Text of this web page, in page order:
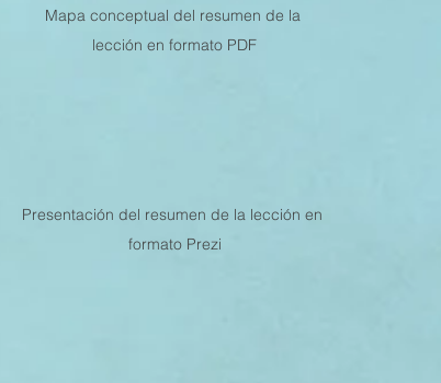
2022 IV TRIMESTRE 2021 III TRIMESTRE 2021
Mapa conceptual del resumen de la
lección en formato PDF
Presentación del resumen de la lección en
formato Prezi